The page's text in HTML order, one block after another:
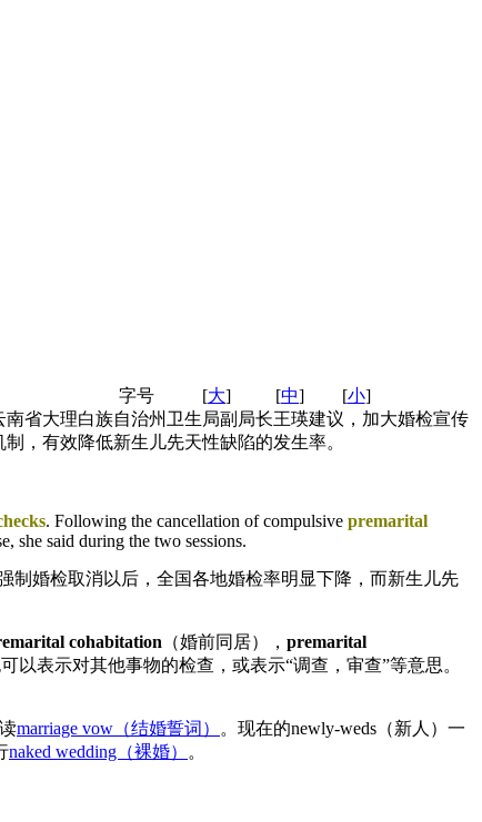
字号 [大] [中] [小]
省大理白族自治州卫生局副局长王瑛建议，加大婚检宣传
，有效降低新生儿先天性缺陷的发生率。
. Following the cancellation of compulsive premarital
she said during the two sessions.
制婚检取消以后，全国各地婚检率明显下降，而新生儿先
cohabitation （婚前同居）， premarital
以表示对其他事物的检查，或表示“调查，审查”等意思。
marriage vow（结婚誓词）
。现在的newly-weds（新人）一
naked wedding（裸婚） 。